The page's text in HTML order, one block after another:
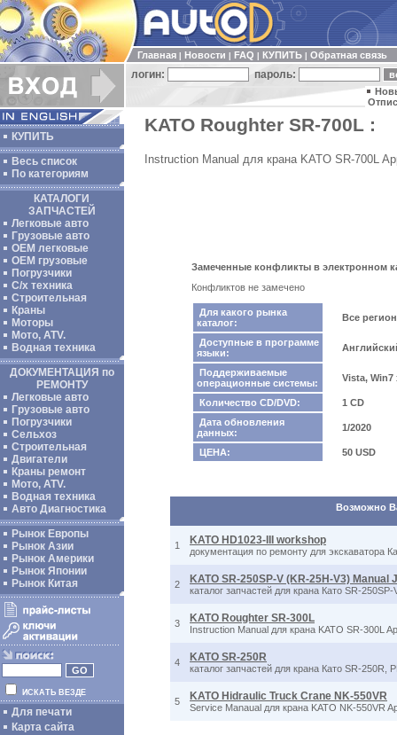
Главная Новости FAQ КУПИТЬ Обратная связь
логин: пароль:
КУПИТЬ
Весь список
По категориям
КАТАЛОГИ
ЗАПЧАСТЕЙ
Легковые авто
Грузовые авто
ОЕМ легковые
OEM грузовые
Погрузчики
С/х техника
Строительная
Краны
Моторы
Мото, ATV.
Водная техника
ДОКУМЕНТАЦИЯ по
РЕМОНТУ
Легковые авто
Грузовые авто
Погрузчики
Сельхоз
Строительная
Двигатели
Краны ремонт
Мото, ATV.
Водная техника
Авто Диагностика
Рынок Европы
Рынок Азии
Рынок Америки
Рынок Японии
Рынок Китая
ИСКАТЬ ВЕЗДЕ
Для печати
Карта сайта
KATO Roughter SR-700L :
Instruction Manual для крана KATO SR-700L
Замеченные конфликты в электронном
Конфликтов не замечено
Для какого рынка
каталог:
Все
Доступные в программе
языки:
Поддерживаемые
операционные системы:
Vista, Win7
Количество CD/DVD:
1 CD
Дата обновления
данных:
1/2020
ЦЕНА: 50 USD
Возможно
1 KATO HD1023-III workshop
документация по ремонту для экскаватора
2 KATO SR-250SP-V (KR-25H-V3) Manual
каталог запчастей для крана Като SR-
3 KATO Roughter SR-300L
Instruction Manual для крана KATO SR-300L
4 KATO SR-250R
каталог запчастей для крана Като SR-250R,
5 KATO Hidraulic Truck Crane NK-550VR
Service Manaual для крана KATO NK-550VR